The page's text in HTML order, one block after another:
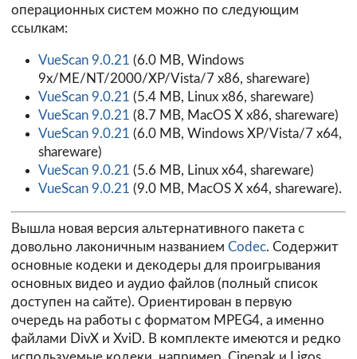
операционных систем можно по следующим
ссылкам:
VueScan 9.0.21 (6.0 MB, Windows
9x/ME/NT/2000/XP/Vista/7 x86, shareware)
VueScan 9.0.21 (5.4 MB, Linux x86, shareware)
VueScan 9.0.21 (8.7 MB, MacOS X x86, shareware)
VueScan 9.0.21 (6.0 MB, Windows XP/Vista/7 x64,
shareware)
VueScan 9.0.21 (5.6 MB, Linux x64, shareware)
VueScan 9.0.21 (9.0 MB, MacOS X x64, shareware).
Вышла новая версия альтернативного пакета с
довольно лаконичным названием Codec. Содержит
основные кодеки и декодеры для проигрывания
основных видео и аудио файлов (полный список
доступен на сайте). Ориентирован в первую
очередь на работы с форматом MPEG4, а именно
файлами DivX и XviD. В комплекте имеются и редко